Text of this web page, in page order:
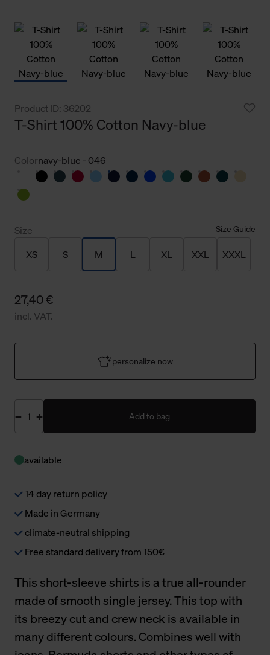
Product ID: 36202
T-Shirt 100% Cotton Navy-blue
Colornavy-blue - 046
Size Size Guide
XS S M L XL XXL XXXL
27,40 €
incl. VAT.
personalize now
Add to bag
available
14 day return policy
Made in Germany
climate-neutral shipping
Free standard delivery from 150€
This short-sleeve shirts is a true all-rounder
made of smooth single jersey. This top with
its breezy cut and crew neck is available in
many different colours. Combines well with